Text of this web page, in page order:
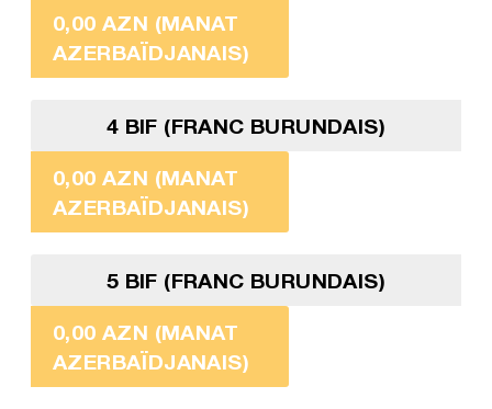
0,00 AZN (MANAT
AZERBAÏDJANAIS)
4 BIF (FRANC BURUNDAIS)
0,00 AZN (MANAT
AZERBAÏDJANAIS)
5 BIF (FRANC BURUNDAIS)
0,00 AZN (MANAT
AZERBAÏDJANAIS)